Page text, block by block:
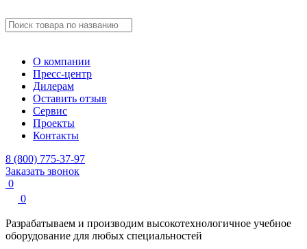
О компании
Пресс-центр
Дилерам
Оставить отзыв
Сервис
Проекты
Контакты
8 (800) 775-37-97
Заказать звонок
0
0
Разрабатываем и производим высокотехнологичное учебное
оборудование для любых специальностей